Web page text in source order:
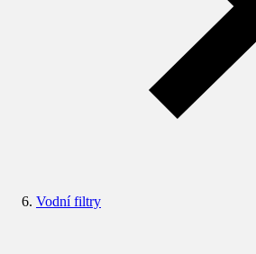
Vodní filtry